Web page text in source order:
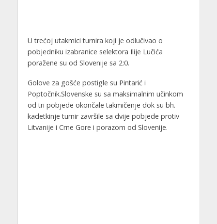
U trećoj utakmici turnira koji je odlučivao o
pobjedniku izabranice selektora Ilije Lučića
poražene su od Slovenije sa 2:0.
Golove za gošće postigle su Pintarić i
Poptočnik.Slovenske su sa maksimalnim učinkom
od tri pobjede okončale takmičenje dok su bh.
kadetkinje turnir završile sa dvije pobjede protiv
Litvanije i Crne Gore i porazom od Slovenije.